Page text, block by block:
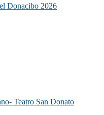
Donacibo 2026
Teatro San Donato